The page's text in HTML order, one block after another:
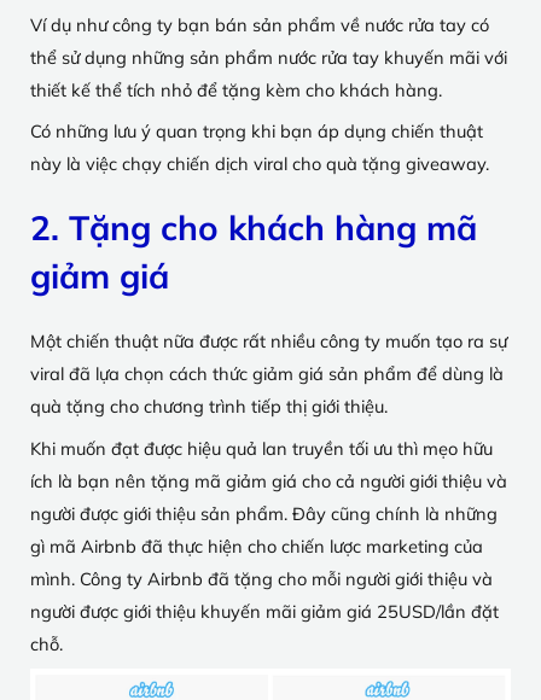
Ví dụ như công ty bạn bán sản phẩm về nước rửa tay có
thể sử dụng những sản phẩm nước rửa tay khuyến mãi với
thiết kế thể tích nhỏ để tặng kèm cho khách hàng.
Có những lưu ý quan trọng khi bạn áp dụng chiến thuật
này là việc chạy chiến dịch viral cho quà tặng giveaway.
2. Tặng cho khách hàng mã
giảm giá
Một chiến thuật nữa được rất nhiều công ty muốn tạo ra sự
viral đã lựa chọn cách thức giảm giá sản phẩm để dùng là
quà tặng cho chương trình tiếp thị giới thiệu.
Khi muốn đạt được hiệu quả lan truyền tối ưu thì mẹo hữu
ích là bạn nên tặng mã giảm giá cho cả người giới thiệu và
người được giới thiệu sản phẩm. Đây cũng chính là những
gì mã Airbnb đã thực hiện cho chiến lược marketing của
mình. Công ty Airbnb đã tặng cho mỗi người giới thiệu và
người được giới thiệu khuyến mãi giảm giá 25USD/lần đặt
chỗ.